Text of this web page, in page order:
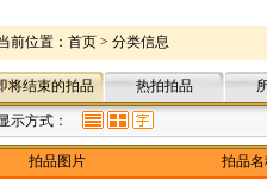
前位置： 首页> 分类信息
将结束的拍品 热拍拍品
示方式：
拍品图片 拍品名